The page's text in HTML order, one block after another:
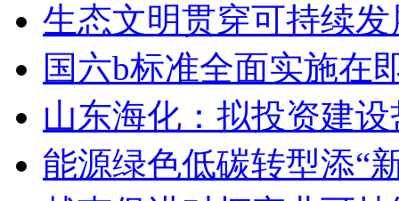
生态文明贯穿可持续
国六b标准全面实施在
山东海化：拟投资建
能源绿色低碳转型添“